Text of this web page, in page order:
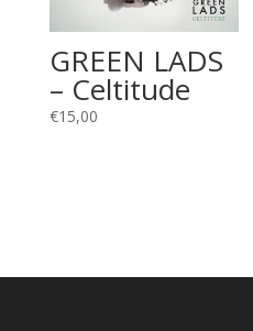
GREEN LADS
– Celtitude
€15,00